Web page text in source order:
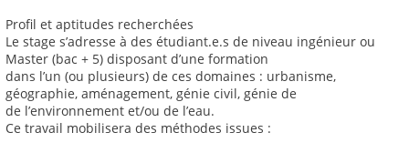
Profil et aptitudes recherchées
Le stage s’adresse à des étudiant.e.s de niveau ingénieur ou
Master (bac + 5) disposant d’une formation
dans l’un (ou plusieurs) de ces domaines : urbanisme,
géographie, aménagement, génie civil, génie de
de l’environnement et/ou de l’eau.
Ce travail mobilisera des méthodes issues :